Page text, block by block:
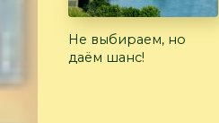
Не выбираем, но
даём шанс!